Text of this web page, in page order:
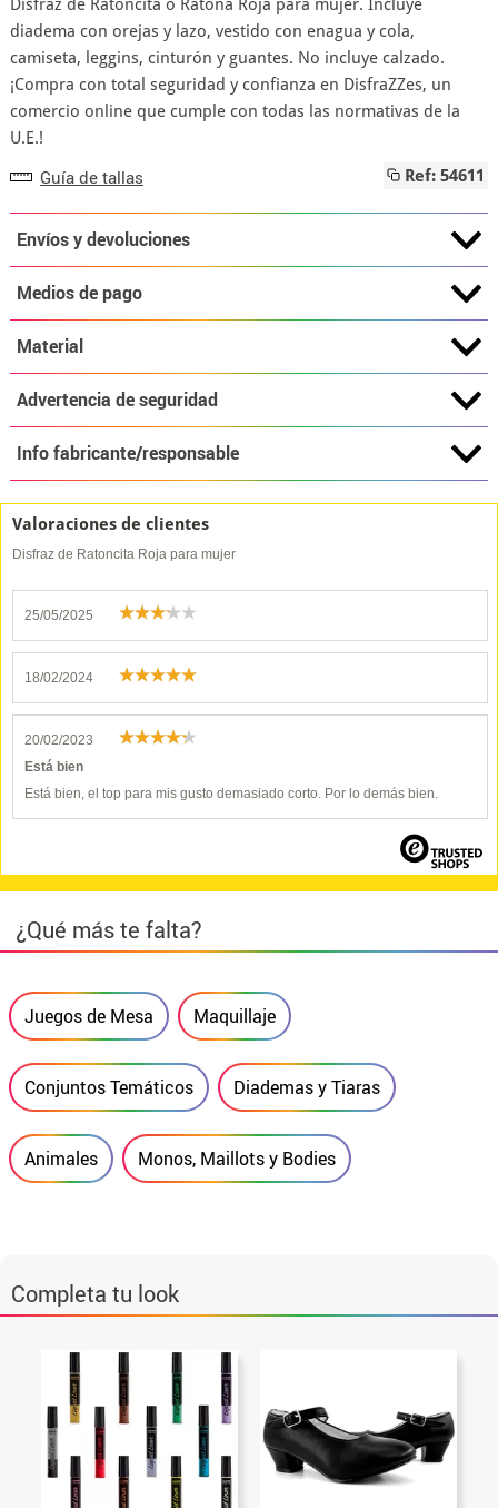
Disfraz de Ratoncita o Ratona Roja para mujer. Incluye
diadema con orejas y lazo, vestido con enagua y cola,
camiseta, leggins, cinturón y guantes. No incluye calzado.
¡Compra con total seguridad y confianza en DisfraZZes, un
comercio online que cumple con todas las normativas de la
U.E.!
Guía de tallas Ref: 54611
Envíos y devoluciones
Medios de pago
Material
Advertencia de seguridad
Info fabricante/responsable
Valoraciones de clientes
Disfraz de Ratoncita Roja para mujer
25/05/2025
18/02/2024
20/02/2023
Está bien
Está bien, el top para mis gusto demasiado corto. Por lo demás bien.
¿Qué más te falta?
Juegos de Mesa Maquillaje
Conjuntos Temáticos Diademas y Tiaras
Animales Monos, Maillots y Bodies
Completa tu look